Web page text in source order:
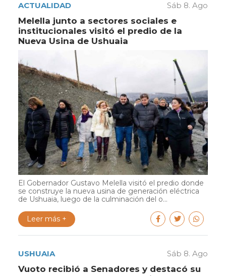
ACTUALIDAD Sáb 8. Ago
Melella junto a sectores sociales e
institucionales visitó el predio de la
Nueva Usina de Ushuaia
El Gobernador Gustavo Melella visitó el predio donde
se construye la nueva usina de generación eléctrica
de Ushuaia, luego de la culminación del o...
Leer más +
USHUAIA Sáb 8. Ago
Vuoto recibió a Senadores y destacó su